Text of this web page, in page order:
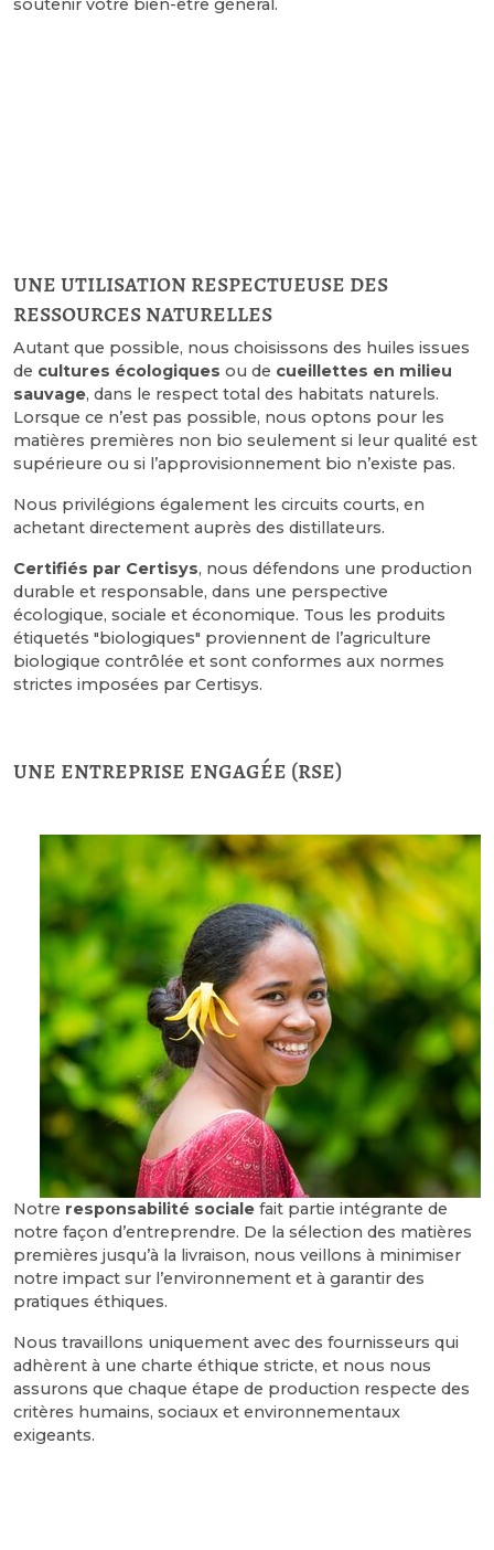
une utilisation respectueuse des
ressources naturelles
Autant que possible, nous choisissons des huiles issues
de cultures écologiques ou de cueillettes en milieu
sauvage, dans le respect total des habitats naturels.
Lorsque ce n’est pas possible, nous optons pour les
matières premières non bio seulement si leur qualité est
supérieure ou si l’approvisionnement bio n’existe pas.
Nous privilégions également les circuits courts, en
achetant directement auprès des distillateurs.
Certifiés par Certisys, nous défendons une production
durable et responsable, dans une perspective
écologique, sociale et économique. Tous les produits
étiquetés "biologiques" proviennent de l’agriculture
biologique contrôlée et sont conformes aux normes
strictes imposées par Certisys.
une entreprise engagée (rse)
Notre responsabilité sociale fait partie intégrante de
notre façon d’entreprendre. De la sélection des matières
premières jusqu’à la livraison, nous veillons à minimiser
notre impact sur l’environnement et à garantir des
pratiques éthiques.
Nous travaillons uniquement avec des fournisseurs qui
adhèrent à une charte éthique stricte, et nous nous
assurons que chaque étape de production respecte des
critères humains, sociaux et environnementaux
exigeants.